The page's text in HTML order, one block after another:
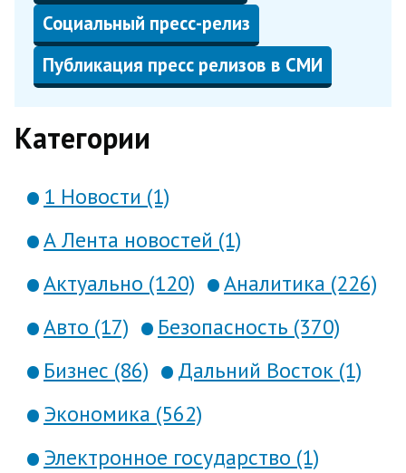
Социальный пресс-релиз
Публикация пресс релизов в СМИ
Категории
1 Новости (1)
А Лента новостей (1)
Актуально (120)
Аналитика (226)
Авто (17)
Безопасность (370)
Бизнес (86)
Дальний Восток (1)
Экономика (562)
Электронное государство (1)